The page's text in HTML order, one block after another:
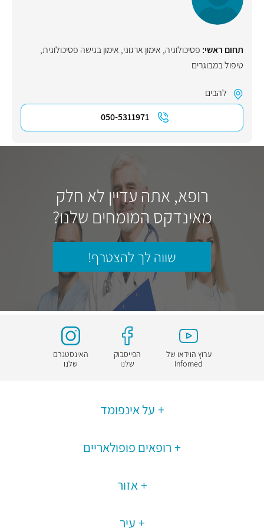
תחום ראשי: פסיכולוגיה, אימון ארגוני, אימון בגישה פסיכולוגית,
טיפול במבוגרים
להבים
050-5311971
רופא, אתה עדיין לא חלק
מאינדקס המומחים שלנו?
שווה לך להצטרף!
ערוץ הוידאו של
Infomed
הפייסבוק
שלנו
האינסטגרם
שלנו
על אינפומד
רופאים פופולאריים
אזור
עיר